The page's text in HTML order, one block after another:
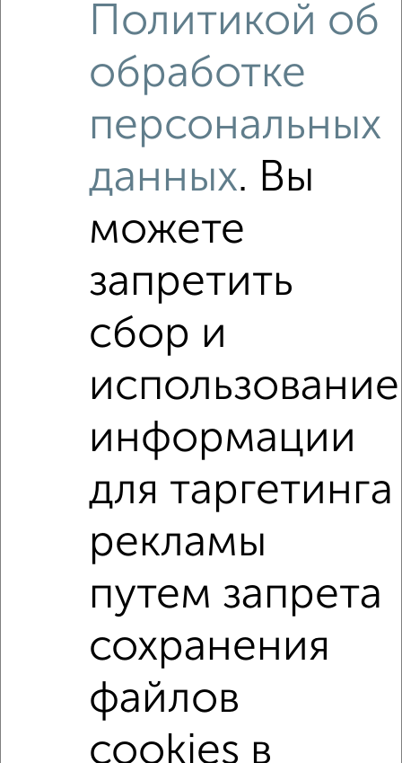
Похожие предложения рядом
1‑комнатные квартиры недалеко от
Рядом, с меньшей ценой
Недалеко от с ценой ниже
1‑комнатные квартиры
не первый этаж не последний этаж с балконом
c большой кухней с центральным отоплением
в панельном доме с раздельным санузлом
Политикой об
обработке
персональных
данных. Вы
можете
запретить
сбор и
использование
информации
для таргетинга
рекламы
путем запрета
сохранения
файлов
cookies в